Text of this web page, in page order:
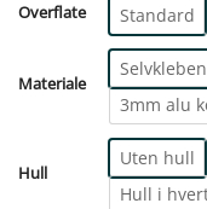
Overflate Standard
Materiale
3mm alu
Hull
Uten hull
Hull i